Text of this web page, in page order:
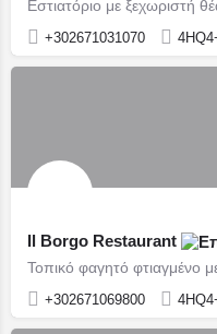
+302671031070
Il Borgo Restaurant
+302671069800